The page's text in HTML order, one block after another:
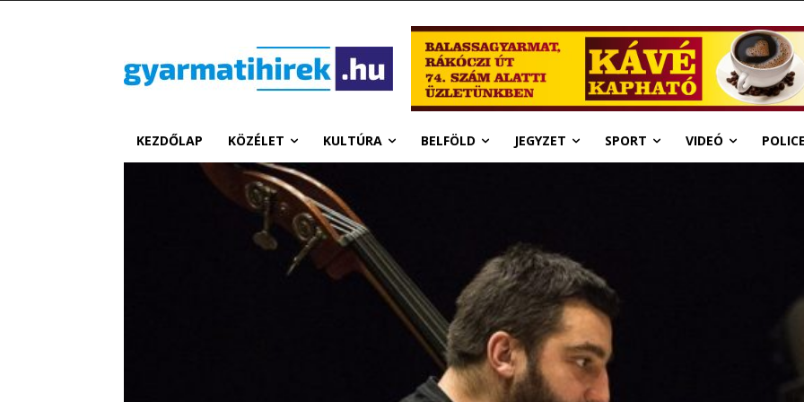
KEZDŐLAP KÖZÉLET KULTÚRA BELFÖLD JEGYZET SPORT VIDEÓ